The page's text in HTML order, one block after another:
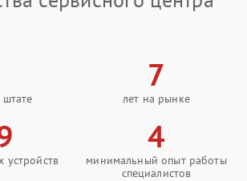
7
лет на рынке
устройств
4
минимальный опыт работы
специалистов